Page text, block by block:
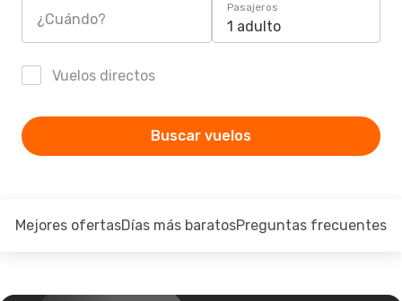
¿Cuándo?
Pasajeros
1 adulto
Vuelos directos
Buscar vuelos
Mejores ofertasDías más baratosPreguntas frecuentes